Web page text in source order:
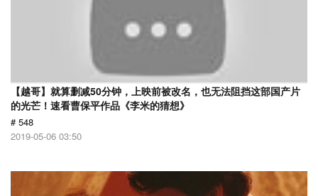
【越哥】就算删减50分钟，上映前被改名，也无法阻挡这部国产片
的光芒！速看曹保平作品《李米的猜想》
# 548
2019-05-06 03:50